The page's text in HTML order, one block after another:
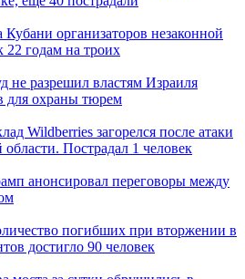
Кубани организаторов незаконной
годам на троих
не разрешил властям Израиля
для охраны тюрем
Wildberries загорелся после атаки
Пострадал 1 человек
анонсировал переговоры между
погибших при вторжении в
достигло 90 человек